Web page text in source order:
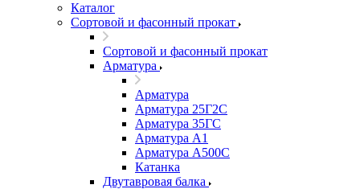
Каталог
Сортовой и фасонный прокат
Сортовой и фасонный прокат
Арматура
Арматура
Арматура 25Г2С
Арматура 35ГС
Арматура А1
Арматура А500С
Катанка
Двутавровая балка